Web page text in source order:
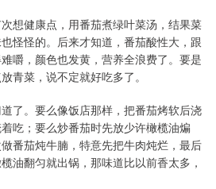
想健康点，用番茄煮绿叶菜汤，结果菜
怪怪的。后来才知道，番茄酸性大，跟
嚼，颜色也发黄，营养全浪费了。要是
青菜，说不定就好吃多了。
了。要么像饭店那样，把番茄烤软后浇
吃；要么炒番茄时先放少许橄榄油煸
番茄炖牛腩，特意先把牛肉炖烂，最后
油翻匀就出锅，那味道比以前香太多，